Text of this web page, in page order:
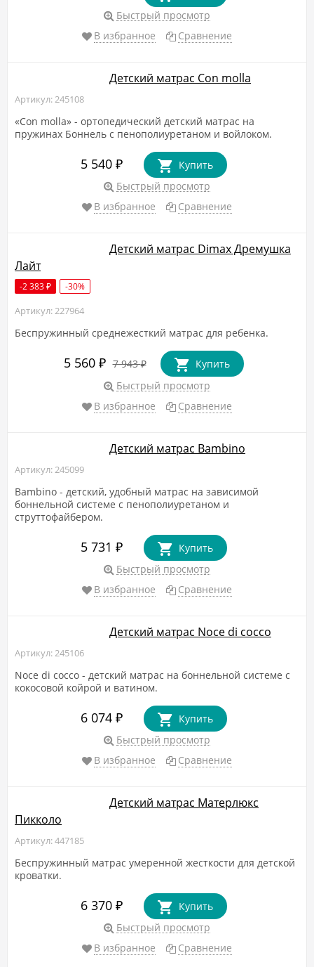
Быстрый просмотр
В избранное
Сравнение
Детский матрас Con molla
Артикул: 245108
«Con molla» - ортопедический детский матрас на
пружинах Боннель с пенополиуретаном и войлоком.
5 540 ₽
Купить
Быстрый просмотр
В избранное
Сравнение
Детский матрас Dimax Дремушка
Лайт
-2 383 ₽ -30%
Артикул: 227964
Беспружинный среднежесткий матрас для ребенка.
5 560 ₽ 7 943₽
Купить
Быстрый просмотр
В избранное
Сравнение
Детский матрас Bambino
Артикул: 245099
Bambino - детский, удобный матрас на зависимой
боннельной системе с пенополиуретаном и
струттофайбером.
5 731 ₽
Купить
Быстрый просмотр
В избранное
Сравнение
Детский матрас Noce di cocco
Артикул: 245106
Noce di cocco - детский матрас на боннельной системе с
кокосовой койрой и ватином.
6 074 ₽
Купить
Быстрый просмотр
В избранное
Сравнение
Детский матрас Матерлюкс
Пикколо
Артикул: 447185
Беспружинный матрас умеренной жесткости для детской
кроватки.
6 370 ₽
Купить
Быстрый просмотр
В избранное
Сравнение